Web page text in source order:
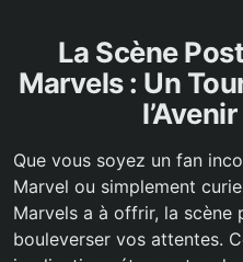
La Scène
Marvels : Un
Que vous soyez un fan
Marvel ou simplement
Marvels a à offrir, la
bouleverser vos attentes.